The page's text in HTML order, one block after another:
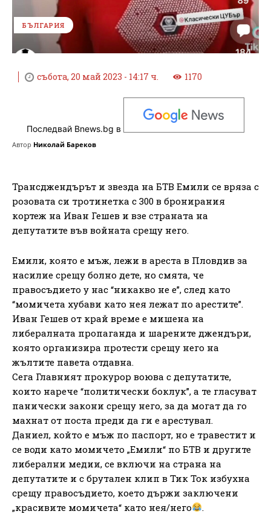
БЪЛГАРИЯ
събота, 20 май 2023 - 14:17 ч. 1170
Последвай Bnews.bg в
Автор Николай Бареков
Трансджендърът и звезда на БТВ Емили се вряза с
розовата си тротинетка с 300 в бронирания
кортеж на Иван Гешев и взе страната на
депутатите във войната срещу него.
Емили, която е мъж, лежи в ареста в Пловдив за
насилие срещу болно дете, но смята, че
правосъдието у нас “никакво не е”, след като
“момичета хубави като нея лежат по арестите”.
Иван Гешев от край време е мишена на
либералната пропаганда и шарените джендъри,
която организира протести срещу него на
жълтите павета отдавна.
Сега Главният прокурор воюва с депутатите,
които нарече “политически боклук”, а те гласуват
панически закони срещу него, за да могат да го
махнат от поста преди да ги е арестувал.
Даниел, който е мъж по паспорт, но е травестит и
се води като момичето „Емили“ по БТВ и другите
либерални медии, се включи на страна на
депутатите и с брутален клип в Тик Ток избухна
срещу правосъдието, което държи заключени
„красивите момичета“ като нея/него
.